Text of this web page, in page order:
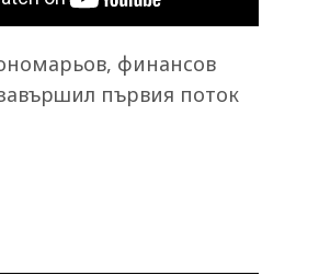
финансов
първия поток